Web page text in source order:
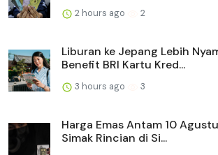
2 hours ago 2
Liburan ke Jepang Lebih
Benefit BRI Kartu Kred...
3 hours ago 3
Harga Emas Antam 10
Simak Rincian di Si...